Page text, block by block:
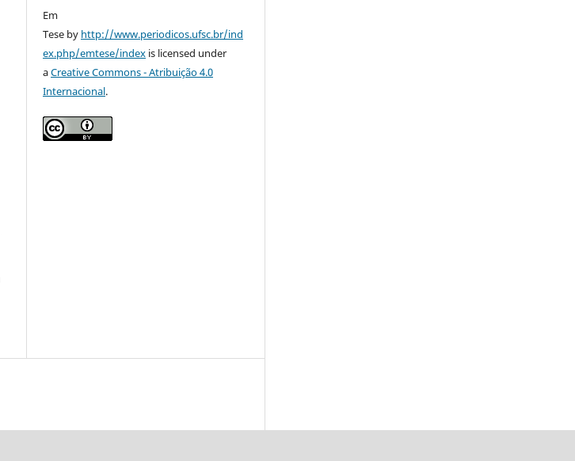
Em
Tese by http://www.periodicos.ufsc.br/ind
ex.php/emtese/index is licensed under
aCreative Commons - Atribuição 4.0
Internacional.